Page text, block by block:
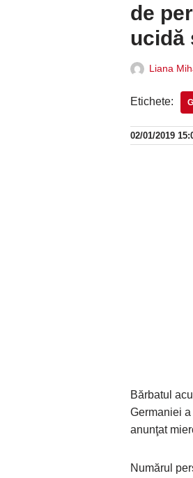
de
ucidă
Liana
Etichete:
02/01/2019
Bărbatul
Germaniei
anunţat
Numărul